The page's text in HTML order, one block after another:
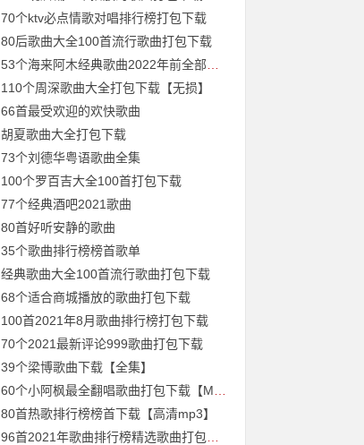
70个ktv必点情歌对唱排行榜打包下载
80后歌曲大全100首流行歌曲打包下载
53个海来阿木经典歌曲2022年前全部歌曲打包下载
110个周深歌曲大全打包下载【无损】
66首最受欢迎的欢快歌曲
胡夏歌曲大全打包下载
73个刘德华粤语歌曲全集
100个罗百吉大全100首打包下载
77个经典酒吧2021歌曲
80首好听安静的歌曲
35个歌曲排行榜榜首歌单
经典歌曲大全100首流行歌曲打包下载
68个适合商城播放的歌曲打包下载
100首2021年8月歌曲排行榜打包下载
70个2021最新评论999歌曲打包下载
39个梁博歌曲下载【全集】
60个小阿枫最全翻唱歌曲打包下载【MP3无损8倍音质】
80首热歌排行榜榜首下载【高清mp3】
96首2021年歌曲排行榜精选歌曲打包下载